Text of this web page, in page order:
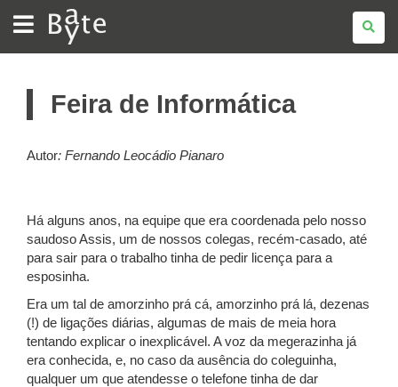
BATE
BYTE
Feira de Informática
Autor: Fernando Leocádio Pianaro
Há alguns anos, na equipe que era coordenada pelo nosso
saudoso Assis, um de nossos colegas, recém-casado, até
para sair para o trabalho tinha de pedir licença para a
esposinha.
Era um tal de amorzinho prá cá, amorzinho prá lá, dezenas
(!) de ligações diárias, algumas de mais de meia hora
tentando explicar o inexplicável. A voz da megerazinha já
era conhecida, e, no caso da ausência do coleguinha,
qualquer um que atendesse o telefone tinha de dar